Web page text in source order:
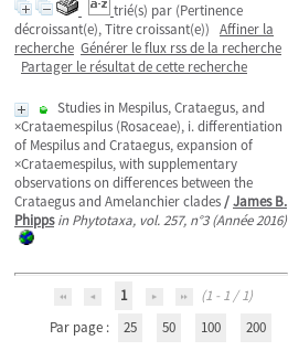
trié(s) par (Pertinence
décroissant(e), Titre croissant(e)) Affiner la
recherche Générer le flux rss de la recherche
Partager le résultat de cette recherche
Studies in Mespilus, Crataegus, and
×Crataemespilus (Rosaceae), i. differentiation
of Mespilus and Crataegus, expansion of
×Crataemespilus, with supplementary
observations on differences between the
Crataegus and Amelanchier clades/James B.
Phipps in Phytotaxa, vol. 257, n°3 (Année 2016)
1
(1 - 1 / 1)
Par page :
25 50 100 200